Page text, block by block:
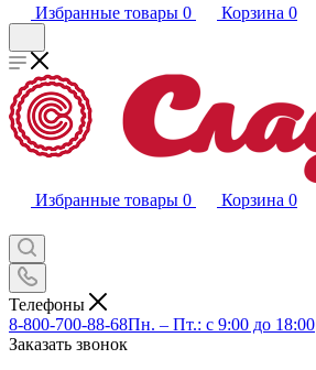
Избранные товары 0 Корзина 0
Избранные товары 0 Корзина 0
Телефоны
8-800-700-88-68Пн. – Пт.: с 9:00 до 18:00
Заказать звонок